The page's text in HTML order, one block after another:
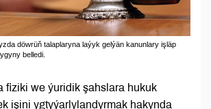
döwrüň talaplaryna laýyk gelýän kanunlary işläp
belledi.
fiziki we ýuridik şahslara hukuk
işini ygtyýarlylandyrmak hakynda